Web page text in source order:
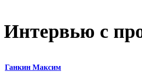
Интервью с
Ганкин Максим